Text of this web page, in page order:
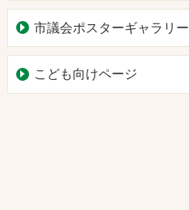
市議会ポスターギャラリー
こども向けページ